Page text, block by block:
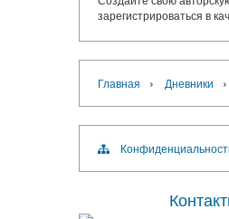
зарегистрироваться в
Главная › Дневники ›